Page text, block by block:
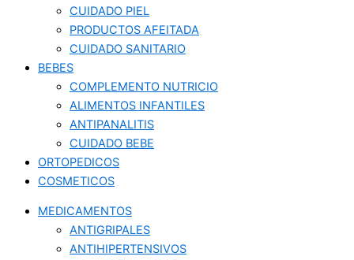
CUIDADO PIEL
PRODUCTOS AFEITADA
CUIDADO SANITARIO
BEBES
COMPLEMENTO NUTRICIO
ALIMENTOS INFANTILES
ANTIPANALITIS
CUIDADO BEBE
ORTOPEDICOS
COSMETICOS
MEDICAMENTOS
ANTIGRIPALES
ANTIHIPERTENSIVOS